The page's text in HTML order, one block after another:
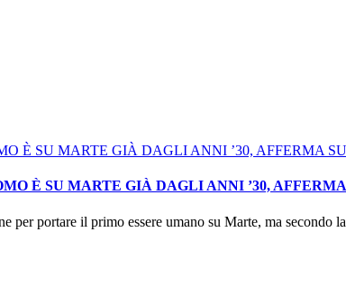
È SU MARTE GIÀ DAGLI ANNI ’30,
portare il primo essere umano su Marte, ma secondo